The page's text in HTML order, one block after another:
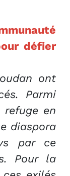
défier
ont
Parmi
en
diaspora
par ce
Pour la